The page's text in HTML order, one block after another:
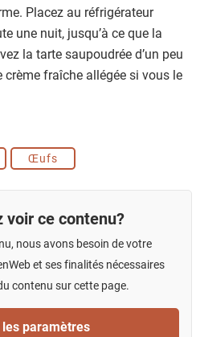
Placez au réfrigérateur
une nuit, jusqu’à ce que la
la tarte saupoudrée d’un peu
fraîche allégée si vous le
Œufs
voir ce contenu?
nous avons besoin de votre
et ses finalités nécessaires
contenu sur cette page.
paramètres